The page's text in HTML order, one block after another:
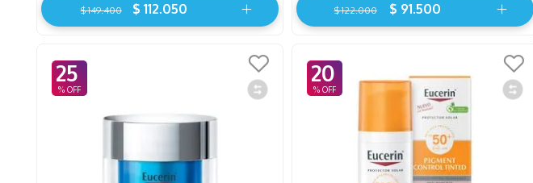
$ 149.400 $ 112.050 $ 122.000 $ 91.500
25 20